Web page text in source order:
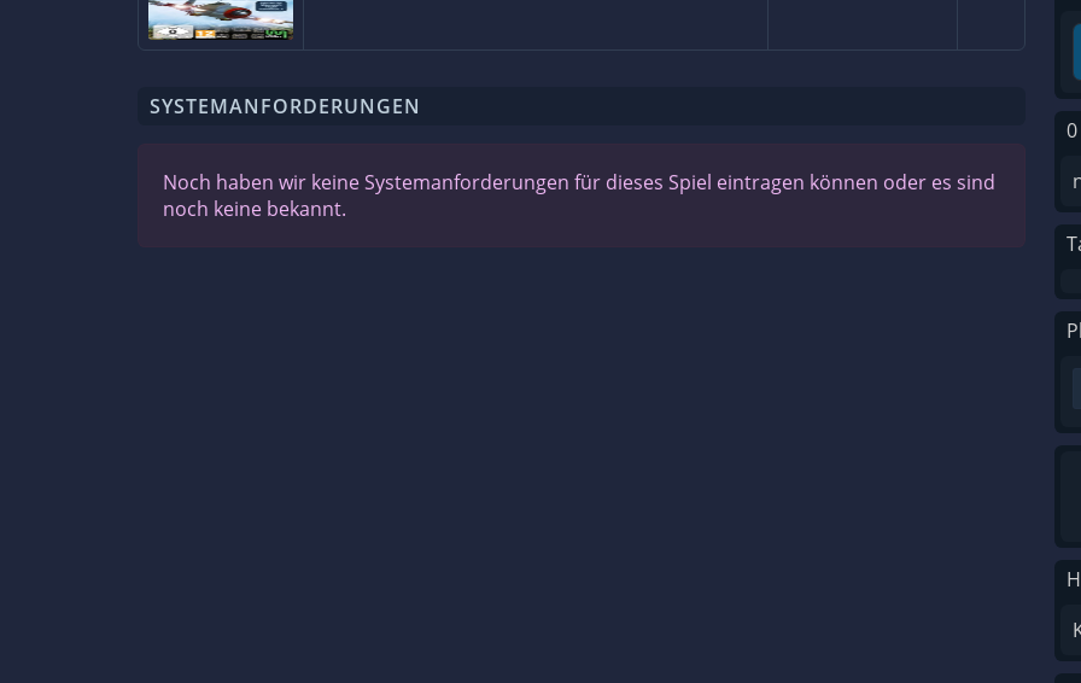
SYSTEMANFORDERUNGEN
Noch haben wir keine Systemanforderungen für dieses Spiel eintragen können oder es sind
noch keine bekannt.